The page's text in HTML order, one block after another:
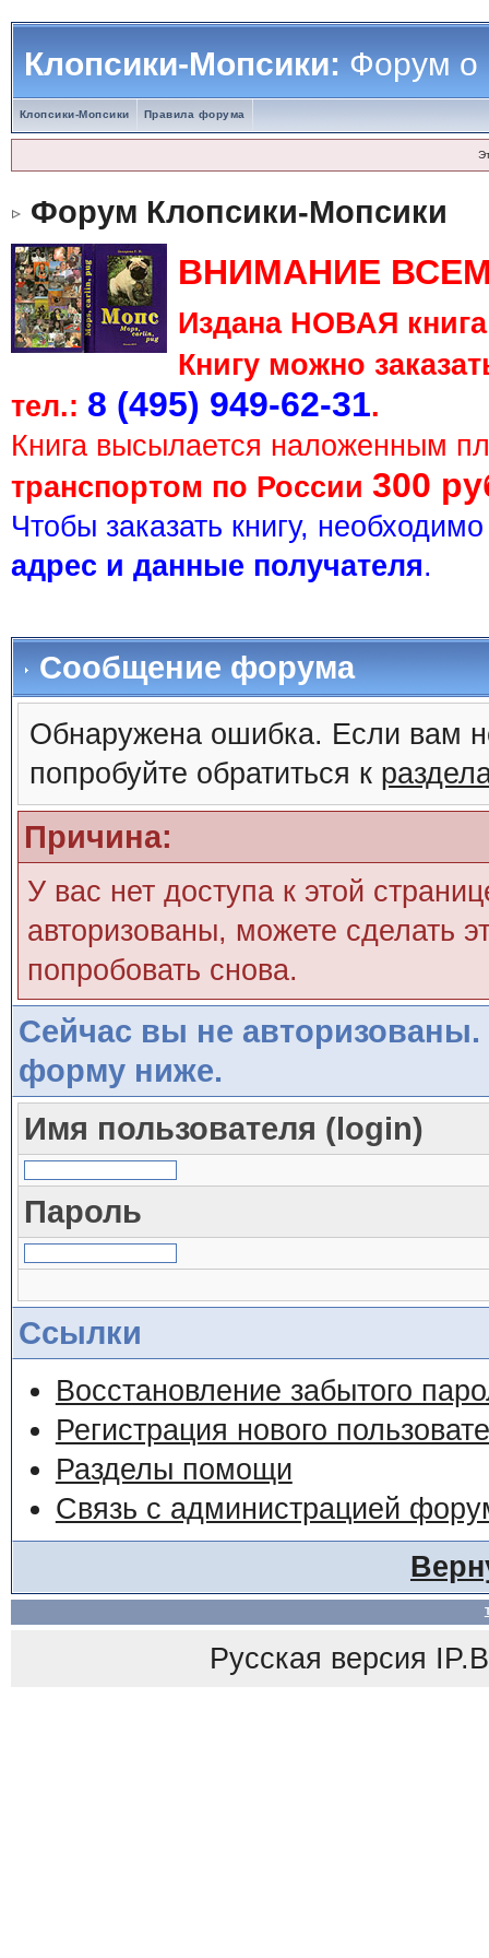
Клопсики-Мопсики:Форум о
Клопсики-Мопсики Правила форума
Форум Клопсики-Мопсики
ВНИМАНИЕ
Издана НОВАЯ
Книгу можно
тел.: 8 (495) 949-62-31.
Книга высылается наложенным
транспортом по России 300
Чтобы заказать книгу,
адрес и данные получателя.
Сообщение форума
Обнаружена ошибка. Если вам
попробуйте обратиться к
Причина:
У вас нет доступа к этой
авторизованы, можете сделать
попробовать снова.
Сейчас вы не авторизованы.
форму ниже.
Имя пользователя (login)
Пароль
Ссылки
Восстановление забытого
Регистрация нового
Разделы помощи
Связь с администрацией
Русская версия